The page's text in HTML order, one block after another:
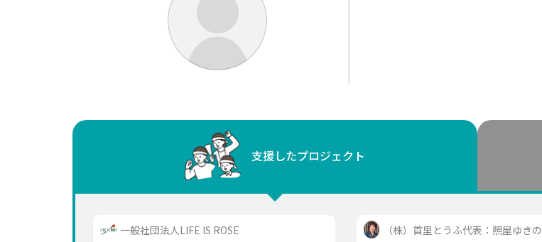
北海道・東北
関東
新潟
中国
四国
九州・沖縄 福岡 佐賀 長崎 熊本 大分 宮崎
支援したプロジェクト
一般社団法人LIFE IS ROSE （株）首里とうふ代表：照屋ゆきの